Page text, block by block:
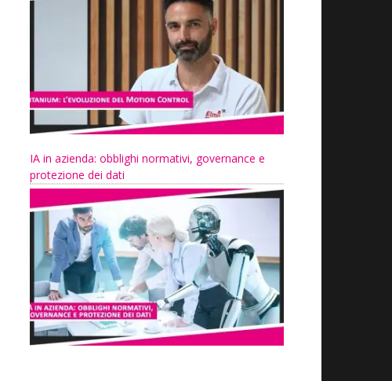
IA in azienda: obblighi normativi, governance e
protezione dei dati